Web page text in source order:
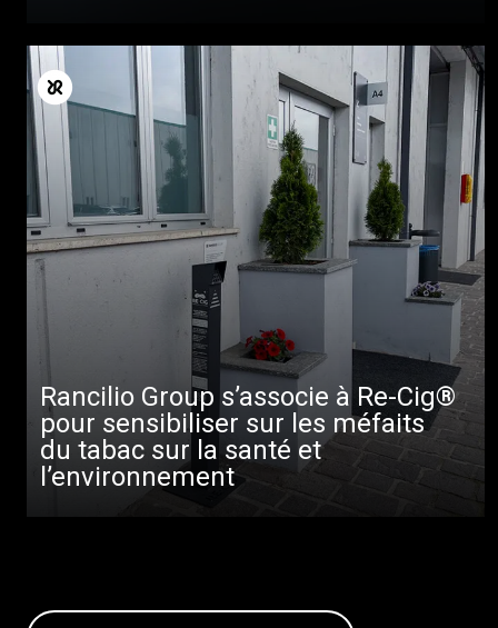
Rancilio Group s’associe à Re-Cig®
pour sensibiliser sur les méfaits
du tabac sur la santé et
l’environnement